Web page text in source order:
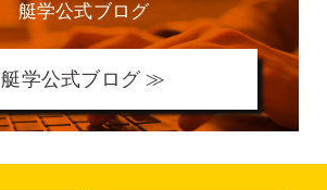
艇学公式ブログ
艇学公式ブログ ≫